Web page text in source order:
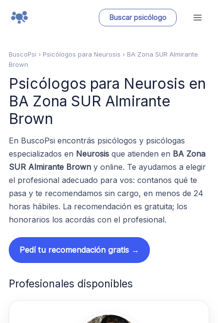
Buscar psicólogo
BuscoPsi › Psicólogos para Neurosis › BA Zona SUR Almirante
Brown
Psicólogos para Neurosis en
BA Zona SUR Almirante
Brown
En BuscoPsi encontrás psicólogos y psicólogas
especializados en Neurosis que atienden en BA Zona
SUR Almirante Brown y online. Te ayudamos a elegir
el profesional adecuado para vos: contanos qué te
pasa y te recomendamos sin cargo, en menos de 24
horas hábiles. La recomendación es gratuita; los
honorarios los acordás con el profesional.
Pedí tu recomendación gratis →
Profesionales disponibles